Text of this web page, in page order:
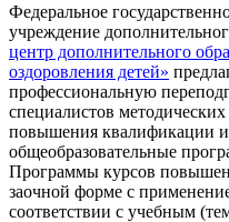
Федеральное
учреждение
центр дополнительного
оздоровления детей»
профессиональную
специалистов
повышения квалификации
общеобразовательные
Программы курсов
заочной форме с
соответствии с учебным